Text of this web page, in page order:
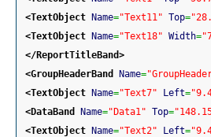
<TextObject Name="Text11" Top=
<TextObject Name="Text18" Width=
</ReportTitleBand>
<GroupHeaderBand
Name=
<TextObject Name="Text7" Left=
<DataBand
Name="Data1" Top=
<TextObject Name="Text2" Left=